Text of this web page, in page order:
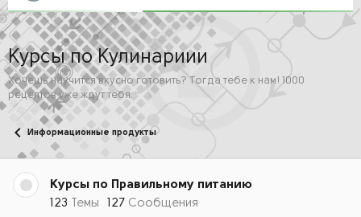
Курсы по Кулинариии
Хочешь научится вкусно готовить? Тогда тебе к нам! 1000
рецептов уже ждут тебя.
Информационные продукты
Курсы по Правильному питанию
123 Темы 127 Сообщения